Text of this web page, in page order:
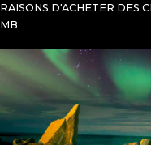
RAISONS D'ACHETER DES
MB